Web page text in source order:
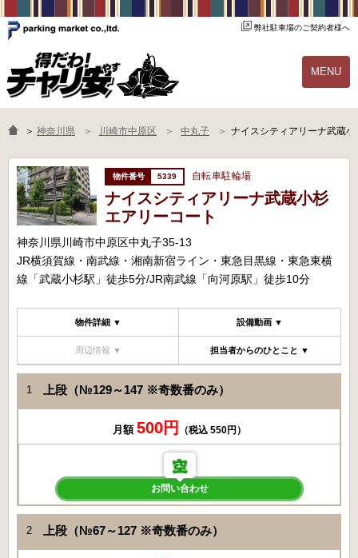
弊社駐車場のご契約者様へ
MENU
物件一覧 ご契約の流れ
よくあるご質問 駐輪場オーナー様へ
＞ 神奈川県 川崎市中原区 中丸子 ナイスシティアリーナ武蔵
5339 自転車駐輪場
ナイスシティアリーナ武蔵小杉
エアリーコート
神奈川県川崎市中原区中丸子35-13
JR横須賀線・南武線・湘南新宿ライン・東急目黒線・東急東横
線「武蔵小杉駅」徒歩5分/JR南武線「向河原駅」徒歩10分
物件詳細 ▼ 設備動画 ▼
周辺情報 ▼ 担当者からのひとこと ▼
1 上段（№129～147 ※奇数番のみ）
月額 500円 （税込 550円）
お問い合わせ
2 上段（№67～127 ※奇数番のみ）